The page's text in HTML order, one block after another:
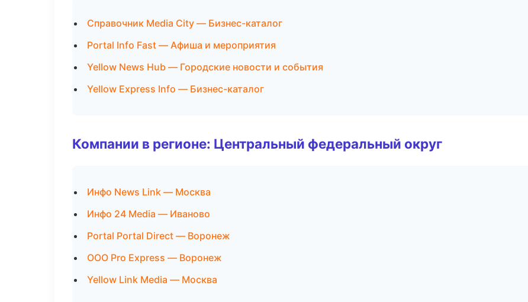
Справочник Media City — Бизнес-каталог
Portal Info Fast — Афиша и мероприятия
Yellow News Hub — Городские новости и события
Yellow Express Info — Бизнес-каталог
Компании в регионе: Центральный федеральный округ
Инфо News Link — Москва
Инфо 24 Media — Иваново
Portal Portal Direct — Воронеж
ООО Pro Express — Воронеж
Yellow Link Media — Москва